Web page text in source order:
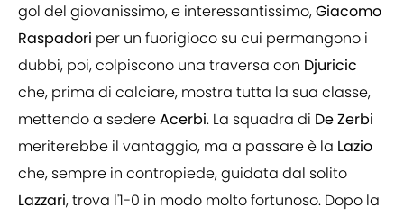
gol del giovanissimo, e interessantissimo,Giacomo
Raspadori per un fuorigioco su cui permangono i
dubbi, poi, colpiscono una traversa con Djuricic
che, prima di calciare, mostra tutta la sua classe,
mettendo a sedereAcerbi. La squadra di De Zerbi
meriterebbe il vantaggio, ma a passare è la Lazio
che, sempre in contropiede, guidata dal solito
Lazzari, trova l'1-0 in modo molto fortunoso. Dopo la